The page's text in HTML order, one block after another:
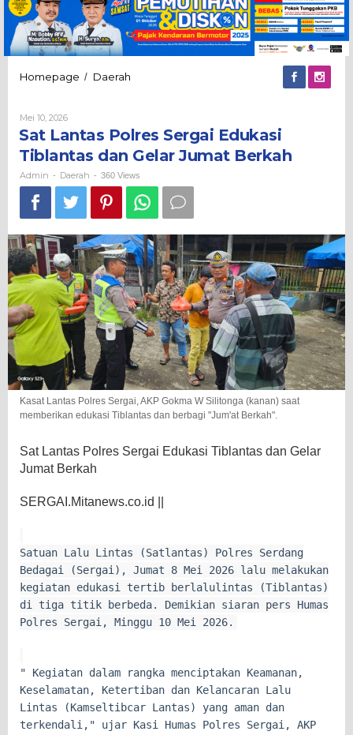
Homepage / Daerah
Edukasi
dan
Gelar
Jumat
Berkah
Mei 10, 2026Oleh
Sat Lantas Polres Sergai Edukasi
Tiblantas dan Gelar Jumat Berkah
Admin - Daerah - 360 Views
Kasat Lantas Polres Sergai, AKP Gokma W Silitonga (kanan) saat
memberikan edukasi Tiblantas dan berbagi "Jum'at Berkah".
Sat Lantas Polres Sergai Edukasi Tiblantas dan Gelar
Jumat Berkah
SERGAI.Mitanews.co.id ||
Satuan Lalu Lintas (Satlantas) Polres Serdang
Bedagai (Sergai), Jumat 8 Mei 2026 lalu melakukan
kegiatan edukasi tertib berlalulintas (Tiblantas)
di tiga titik berbeda. Demikian siaran pers Humas
Polres Sergai, Minggu 10 Mei 2026.
" Kegiatan dalam rangka menciptakan Keamanan,
Keselamatan, Ketertiban dan Kelancaran Lalu
Lintas (Kamseltibcar Lantas) yang aman dan
terkendali," ujar Kasi Humas Polres Sergai, AKP